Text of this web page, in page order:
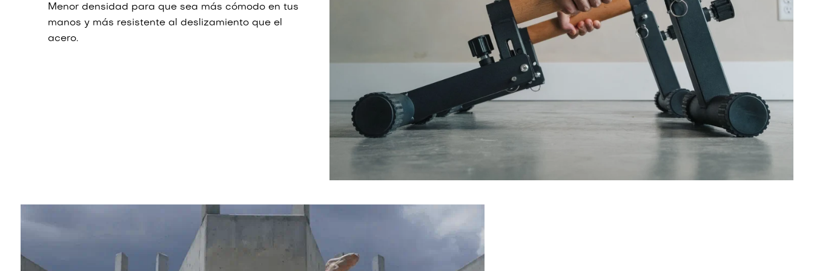
Menor densidad para que sea más cómodo en tus
manos y más resistente al deslizamiento que el
acero.